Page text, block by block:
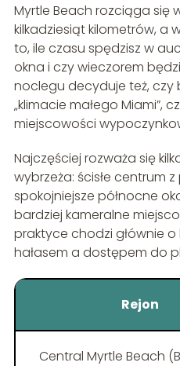
Myrtle Beach rozciąga się
kilkadziesiąt kilometrów, a
to, ile czasu spędzisz w
okna i czy wieczorem
noclegu decyduje też, czy
„klimacie małego Miami”,
miejscowości
Najczęściej rozważa się
wybrzeża: ścisłe centrum
spokojniejsze północne
bardziej kameralne
praktyce chodzi głównie
hałasem a dostępem do
Rejon
Central Myrtle Beach